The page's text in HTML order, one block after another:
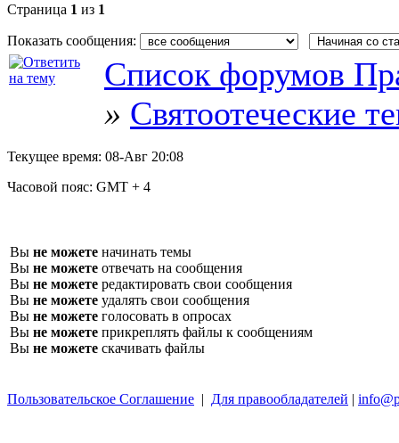
Страница 1 из 1
Показать сообщения:
Список форумов
» Святоотеческие
Текущее время: 08-Авг 20:08
Часовой пояс: GMT + 4
Вы не можете начинать темы
Вы не можете отвечать на сообщения
Вы не можете редактировать свои сообщения
Вы не можете удалять свои сообщения
Вы не можете голосовать в опросах
Вы не можете прикреплять файлы к сообщениям
Вы не можете скачивать файлы
Пользовательское Соглашение | Для правообладателей |